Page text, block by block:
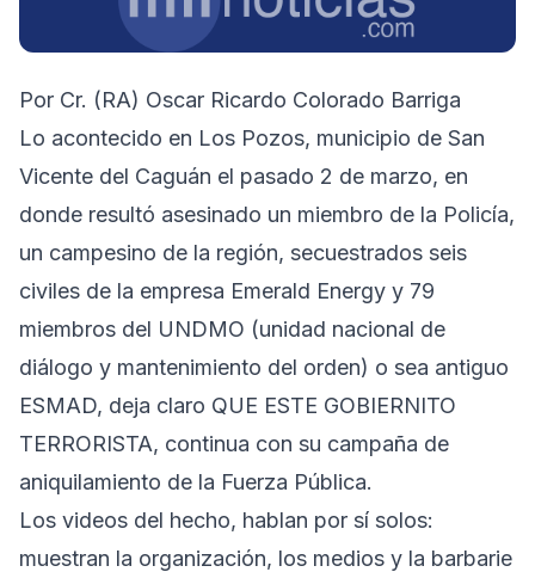
Por Cr. (RA) Oscar Ricardo Colorado Barriga
Lo acontecido en Los Pozos, municipio de San
Vicente del Caguán el pasado 2 de marzo, en
donde resultó asesinado un miembro de la Policía,
un campesino de la región, secuestrados seis
civiles de la empresa Emerald Energy y 79
miembros del UNDMO (unidad nacional de
diálogo y mantenimiento del orden) o sea antiguo
ESMAD, deja claro QUE ESTE GOBIERNITO
TERRORISTA, continua con su campaña de
aniquilamiento de la Fuerza Pública.
Los videos del hecho, hablan por sí solos:
muestran la organización, los medios y la barbarie